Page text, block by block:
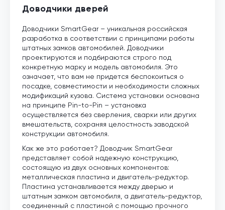
Доводчики дверей
Доводчики SmartGear – уникальная российская
разработка в соответствии с принципами работы
штатных замков автомобилей. Доводчики
проектируются и подбираются строго под
конкретную марку и модель автомобиля. Это
означает, что вам не придется беспокоиться о
посадке, совместимости и необходимости сложных
модификаций кузова. Система установки основана
на принципе Pin-to-Pin – установка
осуществляется без сверления, сварки или других
вмешательств, сохраняя целостность заводской
конструкции автомобиля.
Как же это работает? Доводчик SmartGear
представляет собой надежную конструкцию,
состоящую из двух основных компонентов:
металлическая пластина и двигатель-редуктор.
Пластина устанавливается между дверью и
штатным замком автомобиля, а двигатель-редуктор,
соединенный с пластиной с помощью прочного